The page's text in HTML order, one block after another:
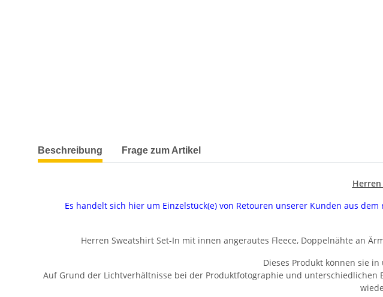
weitere Registerkarten anzeigen
Beschreibung Frage zum Artikel
Es handelt sich hier um Einzelstück(e) von Retouren unserer Kunden aus
Herren Sweatshirt Set-In mit innen angerautes Fleece, Doppelnähte an
Dieses Produkt können sie
Auf Grund der Lichtverhältnisse bei der Produktfotographie und